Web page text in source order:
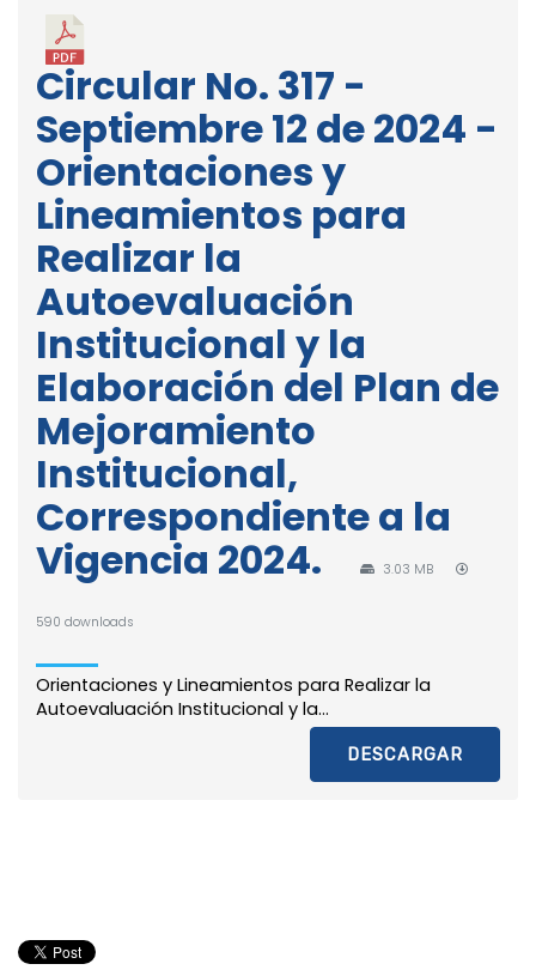
Circular No. 317 -
Septiembre 12 de 2024 -
Orientaciones y
Lineamientos para
Realizar la
Autoevaluación
Institucional y la
Elaboración del Plan de
Mejoramiento
Institucional,
Correspondiente a la
Vigencia 2024.
3.03 MB
590 downloads
Orientaciones y Lineamientos para Realizar la
Autoevaluación Institucional y la...
DESCARGAR